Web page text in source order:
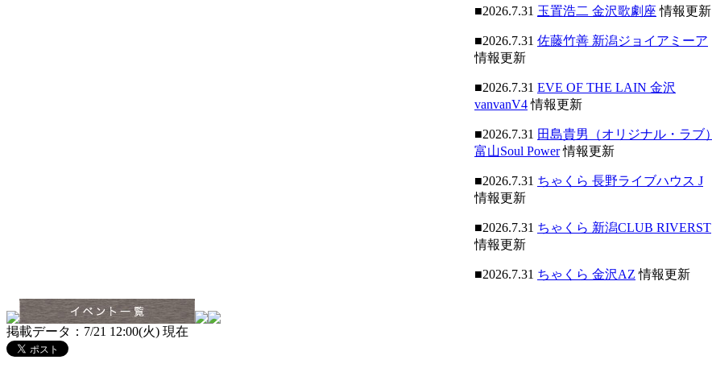
■2026.7.31 玉置浩二 金沢歌劇座 情報更新
■2026.7.31 佐藤竹善 新潟ジョイアミーア
情報更新
■2026.7.31 EVE OF THE LAIN 金沢
vanvanV4情報更新
■2026.7.31 田島貴男（オリジナル・ラブ）
富山Soul Power情報更新
■2026.7.31 ちゃくら 長野ライブハウス J
情報更新
■2026.7.31 ちゃくら 新潟CLUB RIVERST
情報更新
■2026.7.31 ちゃくら 金沢AZ 情報更新
掲載データ：7/21 12:00(火) 現在